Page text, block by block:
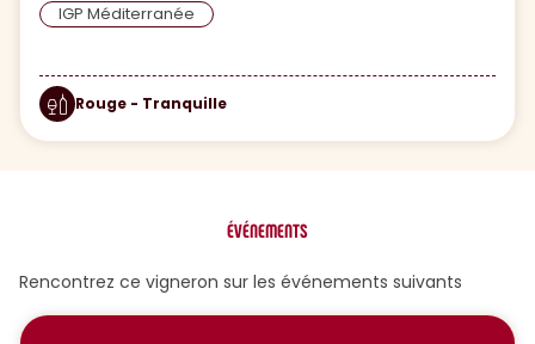
IGP Méditerranée
Rouge - Tranquille
ÉVÉNEMENTS
Rencontrez ce vigneron sur les événements suivants